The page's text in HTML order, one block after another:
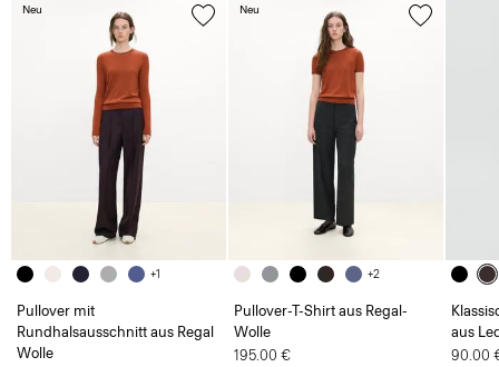
+1
Pullover mit
Rundhalsausschnitt aus Regal
Wolle
Neu
+2
Pullover-T-Shirt aus Regal-
Wolle
195.00 €
Neu
aus
90.00